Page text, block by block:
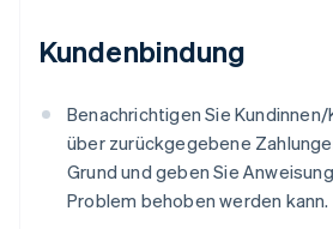
Kundenbindung
Benachrichtigen Sie
über zurückgegebene
Grund und geben Sie
Problem behoben werden kann.